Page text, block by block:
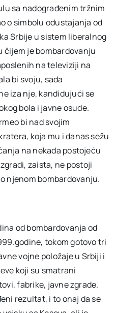
sa nadograđenim tržnim
o simbolu odustajanja od
Srbije u sistem liberalnog
čijem je bombardovanju
na televiziji na
bi svoju, sada
iza nje, kandidujući se
bola i javne osude.
bi nad svojim
koja mu i danas sežu
na nekada postojeću
zaista, ne postoji
njenom bombardovanju.
od bombardovanja od
tokom gotovo tri
vojne položaje u Srbiji i
koji su smatrani
fabrike, javne zgrade.
rezultat, i to onaj da se